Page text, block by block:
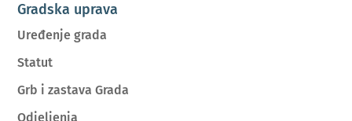
Gradska uprava
Uređenje grada
Statut
Grb i zastava Grada
Odjeljenja